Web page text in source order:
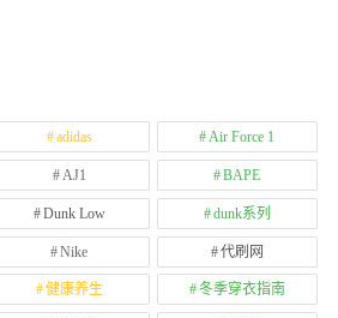
adidas Air Force 1
AJ1 BAPE
Dunk Low dunk系列
Nike 代刷网
健康养生 冬季穿衣指南